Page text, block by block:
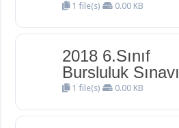
1 file(s) 0.00 KB
2018 6.Sınıf
Bursluluk Sınavı
1 file(s) 0.00 KB